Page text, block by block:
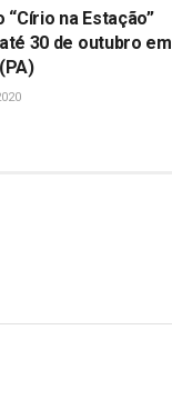
“Círio na Estação”
30 de outubro em